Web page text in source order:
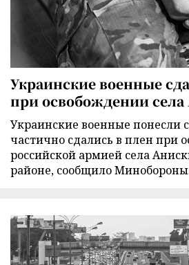
Украинские военные
при освобождении
Украинские военные понесли
частично сдались в плен при
российской армией села
районе, сообщило